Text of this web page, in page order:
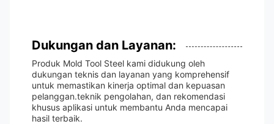
Dukungan dan Layanan:
Produk Mold Tool Steel kami didukung oleh
dukungan teknis dan layanan yang komprehensif
untuk memastikan kinerja optimal dan kepuasan
pelanggan.teknik pengolahan, dan rekomendasi
khusus aplikasi untuk membantu Anda mencapai
hasil terbaik.